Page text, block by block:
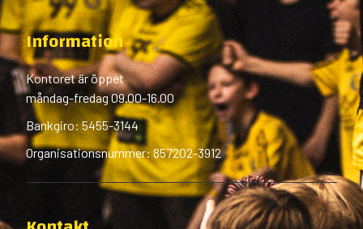
Information
Kontoret är öppet
måndag-fredag 09.00-16.00
Bankgiro: 5455-3144
Organisationsnummer: 857202-3912